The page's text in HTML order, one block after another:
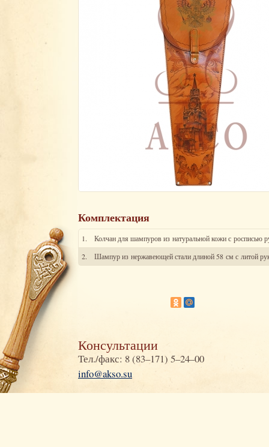
Комплектация
1.
Колчан для шампуров из натуральной кожи с росписью
2.
Шампур из нержавеющей стали длиной 58 см с литой
Консультации
Тел./факс: 8 (83–171) 5–24–00
info@akso.su